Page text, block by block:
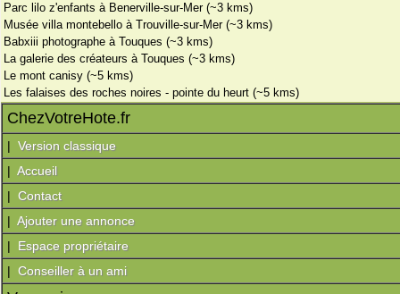
Parc lilo z'enfants à Benerville-sur-Mer (~3 kms)
Musée villa montebello à Trouville-sur-Mer (~3 kms)
Babxiii photographe à Touques (~3 kms)
La galerie des créateurs à Touques (~3 kms)
Le mont canisy (~5 kms)
Les falaises des roches noires - pointe du heurt (~5 kms)
ChezVotreHote.fr
| Version classique
| Accueil
| Contact
| Ajouter une annonce
| Espace propriétaire
| Conseiller à un ami